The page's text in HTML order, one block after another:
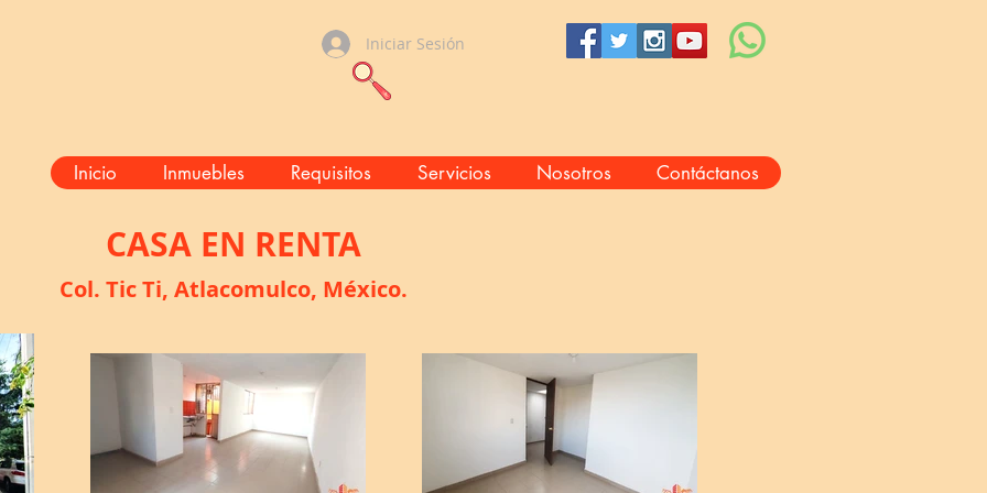
Iniciar Sesión
Inicio Inmuebles Requisitos Servicios Nosotros Contáctanos
CASA EN RENTA
Col. Tic Ti, Atlacomulco, México.